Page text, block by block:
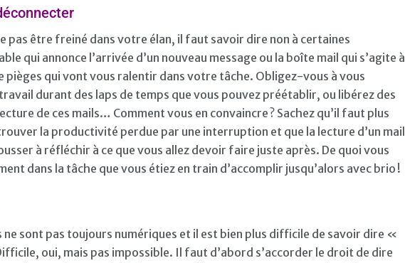
pas être freiné dans votre élan, il faut savoir dire non à certaines
qui annonce l’arrivée d’un nouveau message ou la boîte mail qui s’agite à
pièges qui vont vous ralentir dans votre tâche. Obligez-vous à vous
durant des laps de temps que vous pouvez préétablir, ou libérez des
de ces mails… Comment vous en convaincre ? Sachez qu’il faut plus
la productivité perdue par une interruption et que la lecture d’un mail
à réfléchir à ce que vous allez devoir faire juste après. De quoi vous
dans la tâche que vous étiez en train d’accomplir jusqu’alors avec brio !
sont pas toujours numériques et il est bien plus difficile de savoir dire «
oui, mais pas impossible. Il faut d’abord s’accorder le droit de dire